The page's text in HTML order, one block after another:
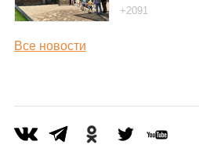
+2091
Все новости